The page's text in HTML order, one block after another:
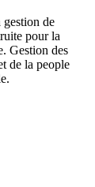
de
pour la
Gestion des
de la people